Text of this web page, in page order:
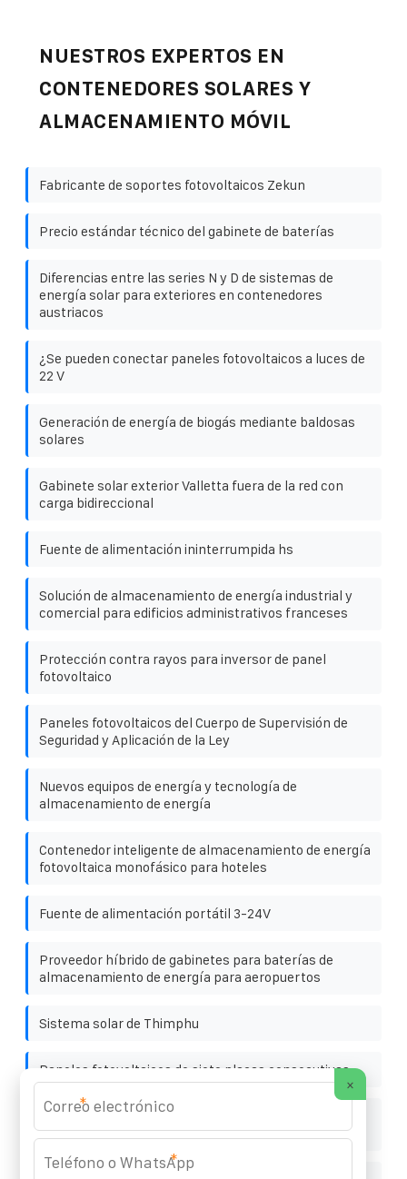
NUESTROS EXPERTOS EN
CONTENEDORES SOLARES Y
ALMACENAMIENTO MÓVIL
Fabricante de soportes fotovoltaicos Zekun
Precio estándar técnico del gabinete de baterías
Diferencias entre las series N y D de sistemas de
energía solar para exteriores en contenedores
austriacos
¿Se pueden conectar paneles fotovoltaicos a luces de
22 V
Generación de energía de biogás mediante baldosas
solares
Gabinete solar exterior Valletta fuera de la red con
carga bidireccional
Fuente de alimentación ininterrumpida hs
Solución de almacenamiento de energía industrial y
comercial para edificios administrativos franceses
Protección contra rayos para inversor de panel
fotovoltaico
Paneles fotovoltaicos del Cuerpo de Supervisión de
Seguridad y Aplicación de la Ley
Nuevos equipos de energía y tecnología de
almacenamiento de energía
Contenedor inteligente de almacenamiento de energía
fotovoltaica monofásico para hoteles
Fuente de alimentación portátil 3-24V
Proveedor híbrido de gabinetes para baterías de
almacenamiento de energía para aeropuertos
Sistema solar de Thimphu
Paneles fotovoltaicos de siete placas consecutivas
¿Son buenos los paneles fotovoltaicos negros ¿Se
pueden utilizar
×
*
*